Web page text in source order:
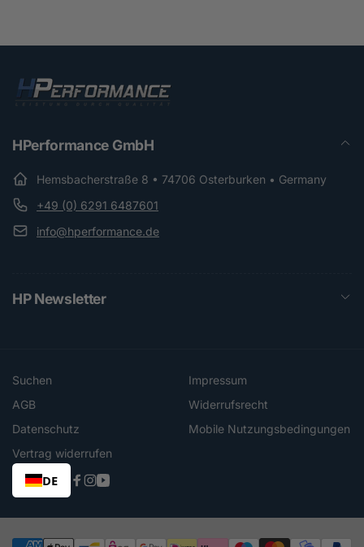
HPerformance GmbH
Hemsbacherstraße 8 • 74706 Osterburken • Germany
+49 (0) 6291 6487601
info@hperformance.de
HP Newsletter
Suchen
Impressum
AGB
Widerrufsrecht
Datenschutz
Mobile Nutzungsbedingungen
Vertrag widerrufen
DE
Facebook
Instagram
YouTube